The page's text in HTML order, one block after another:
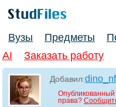
Вузы Предметы
AI
Заказать работу
Добавил:dino_nf
права?